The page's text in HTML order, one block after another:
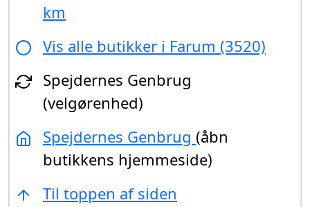
km
Vis alle butikker i Farum (3520)
Spejdernes Genbrug
(velgørenhed)
Spejdernes Genbrug (åbn
butikkens hjemmeside)
Til toppen af siden